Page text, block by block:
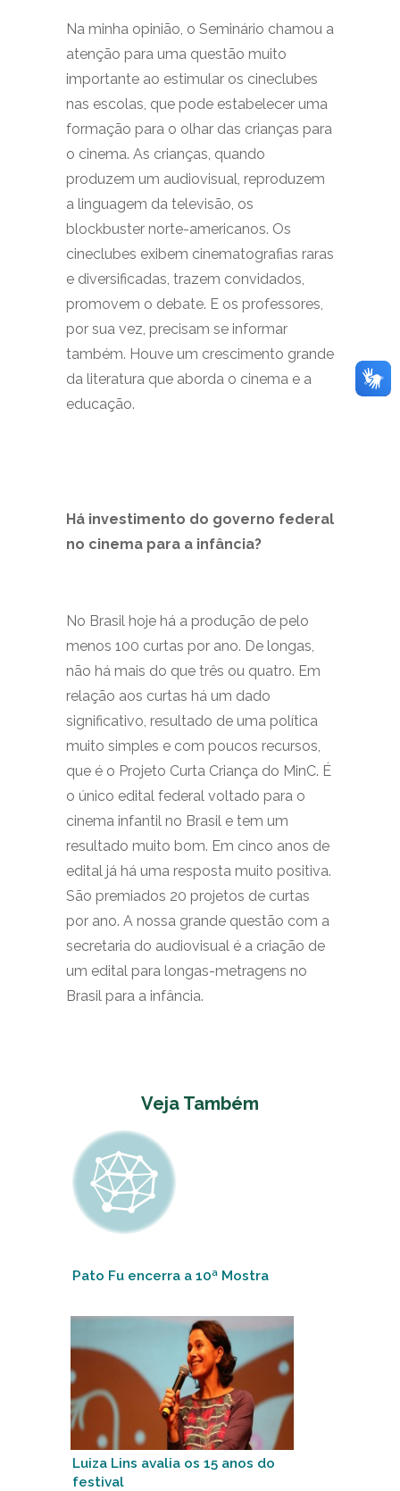
Na minha opinião, o Seminário chamou a
atenção para uma questão muito
importante ao estimular os cineclubes
nas escolas, que pode estabelecer uma
formação para o olhar das crianças para
o cinema. As crianças, quando
produzem um audiovisual, reproduzem
a linguagem da televisão, os
blockbuster norte-americanos. Os
cineclubes exibem cinematografias raras
e diversificadas, trazem convidados,
promovem o debate. E os professores,
por sua vez, precisam se informar
também. Houve um crescimento grande
da literatura que aborda o cinema e a
educação.
Há investimento do governo federal
no cinema para a infância?
No Brasil hoje há a produção de pelo
menos 100 curtas por ano. De longas,
não há mais do que três ou quatro. Em
relação aos curtas há um dado
significativo, resultado de uma política
muito simples e com poucos recursos,
que é o Projeto Curta Criança do MinC. É
o único edital federal voltado para o
cinema infantil no Brasil e tem um
resultado muito bom. Em cinco anos de
edital já há uma resposta muito positiva.
São premiados 20 projetos de curtas
por ano. A nossa grande questão com a
secretaria do audiovisual é a criação de
um edital para longas-metragens no
Brasil para a infância.
Veja Também
Pato Fu encerra a 10ª Mostra
Luiza Lins avalia os 15 anos do
festival